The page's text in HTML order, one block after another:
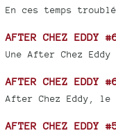
En ces temps
AFTER CHEZ EDDY
Une After Chez
AFTER CHEZ
After Chez Eddy, le
AFTER CHEZ